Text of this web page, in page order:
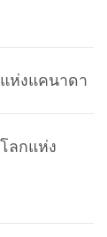
ห่งแคนาดา
ลกแห่ง